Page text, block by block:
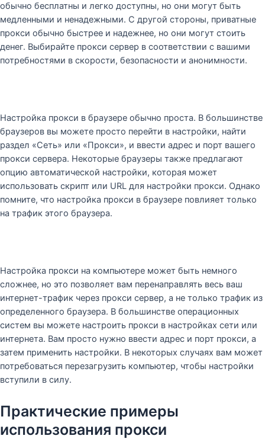
обычно бесплатны и легко доступны, но они могут быть
медленными и ненадежными. С другой стороны, приватные
прокси обычно быстрее и надежнее, но они могут стоить
денег. Выбирайте прокси сервер в соответствии с вашими
потребностями в скорости, безопасности и анонимности.
Настройка прокси в браузере обычно проста. В большинстве
браузеров вы можете просто перейти в настройки, найти
раздел «Сеть» или «Прокси», и ввести адрес и порт вашего
прокси сервера. Некоторые браузеры также предлагают
опцию автоматической настройки, которая может
использовать скрипт или URL для настройки прокси. Однако
помните, что настройка прокси в браузере повлияет только
на трафик этого браузера.
Настройка прокси на компьютере может быть немного
сложнее, но это позволяет вам перенаправлять весь ваш
интернет-трафик через прокси сервер, а не только трафик из
определенного браузера. В большинстве операционных
систем вы можете настроить прокси в настройках сети или
интернета. Вам просто нужно ввести адрес и порт прокси, а
затем применить настройки. В некоторых случаях вам может
потребоваться перезагрузить компьютер, чтобы настройки
вступили в силу.
Практические примеры
использования прокси